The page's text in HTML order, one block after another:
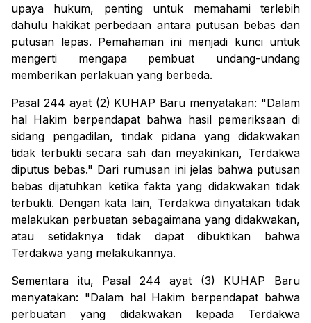
upaya hukum, penting untuk memahami terlebih
dahulu hakikat perbedaan antara putusan bebas dan
putusan lepas. Pemahaman ini menjadi kunci untuk
mengerti mengapa pembuat undang-undang
memberikan perlakuan yang berbeda.
Pasal 244 ayat (2) KUHAP Baru menyatakan: "Dalam
hal Hakim berpendapat bahwa hasil pemeriksaan di
sidang pengadilan, tindak pidana yang didakwakan
tidak terbukti secara sah dan meyakinkan, Terdakwa
diputus bebas." Dari rumusan ini jelas bahwa putusan
bebas dijatuhkan ketika fakta yang didakwakan tidak
terbukti. Dengan kata lain, Terdakwa dinyatakan tidak
melakukan perbuatan sebagaimana yang didakwakan,
atau setidaknya tidak dapat dibuktikan bahwa
Terdakwa yang melakukannya.
Sementara itu, Pasal 244 ayat (3) KUHAP Baru
menyatakan: "Dalam hal Hakim berpendapat bahwa
perbuatan yang didakwakan kepada Terdakwa